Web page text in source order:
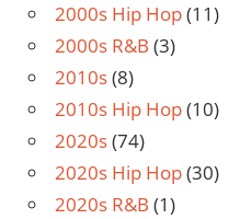
2000s Hip Hop(11)
2000s R&B (3)
2010s(8)
2010s Hip Hop(10)
2020s(74)
2020s Hip Hop(30)
2020s R&B (1)